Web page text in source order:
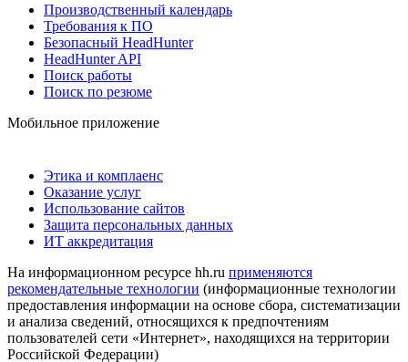
Производственный календарь
Требования к ПО
Безопасный HeadHunter
HeadHunter API
Поиск работы
Поиск по резюме
Мобильное приложение
Этика и комплаенс
Оказание услуг
Использование сайтов
Защита персональных данных
ИТ аккредитация
На информационном ресурсе hh.ru применяются
рекомендательные технологии (информационные технологии
предоставления информации на основе сбора, систематизации
и анализа сведений, относящихся к предпочтениям
пользователей сети «Интернет», находящихся на территории
Российской Федерации)